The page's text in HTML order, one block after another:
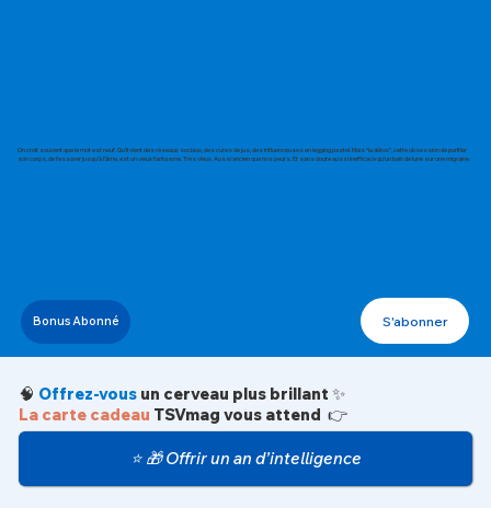
On croit souvent que le mot est neuf. Qu’il vient des réseaux sociaux, des cures de jus, des influenceuses en legging pastel. Mais “la détox”, cette obsession de purifier
son corps, de l’essorer jusqu’à l’âme, est un vieux fantasme. Très vieux. Aussi ancien que nos peurs. Et sans doute aussi inefficace qu’un bain de lune sur une migraine.
Bonus Abonné S'abonner
🧠 Offrez-vous un cerveau plus brillant ✨
La carte cadeau TSVmag vous attend 👉
⭐ 🎁 Offrir un an d’intelligence